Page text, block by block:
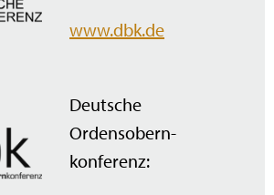
www.dbk.de
Deutsche
Ordensobern­
konferenz: